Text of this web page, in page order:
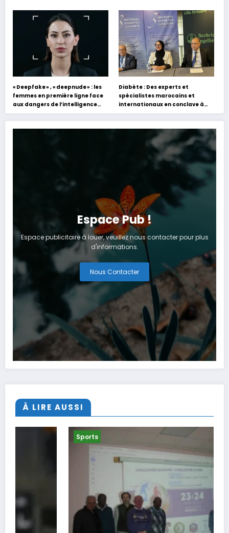
s’appuyant sur le partage des
expériences »
« Deepfake » , « deepnude » : les
femmes en première ligne face
aux dangers de l’intelligence
artificielle
Diabète : Des experts et
spécialistes marocains et
internationaux en conclave à
Tanger
Espace Pub !
Espace publicitaire à louer, veuillez nous contacter pour plus
d'informations.
Nous Contacter
À LIRE AUSSI